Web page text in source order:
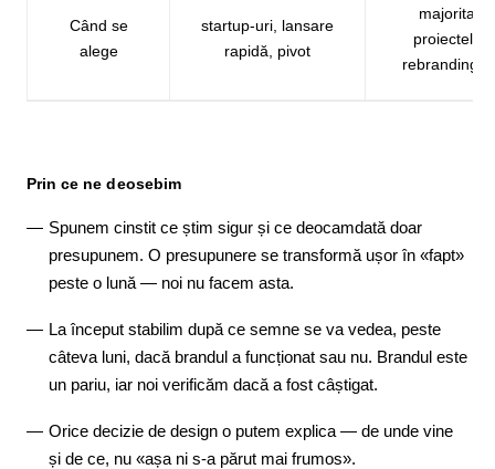
Când se
alege
startup-uri, lansare
rapidă, pivot
proiectelor
Prin ce ne deosebim
Spunem cinstit ce știm sigur și ce deocamdată doar
presupunem. O presupunere se transformă ușor în «fapt»
peste o lună — noi nu facem asta.
La început stabilim după ce semne se va vedea, peste
câteva luni, dacă brandul a funcționat sau nu. Brandul este
un pariu, iar noi verificăm dacă a fost câștigat.
Orice decizie de design o putem explica — de unde vine
și de ce, nu «așa ni s-a părut mai frumos».